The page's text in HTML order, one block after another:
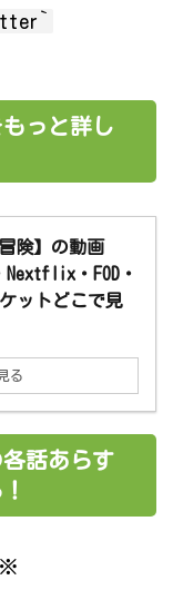
っと詳し
険】の動画
・FOD・
ットどこで見
る
各話あらす